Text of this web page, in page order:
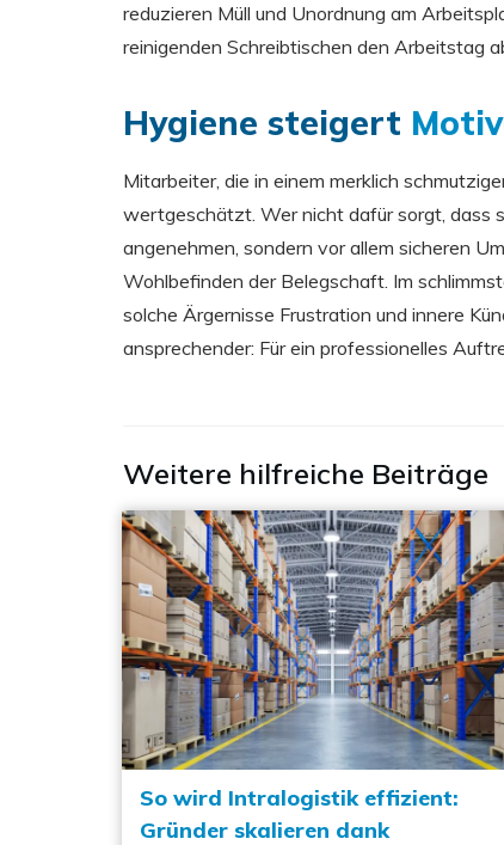
reduzieren Müll und Unordnung am
reinigenden Schreibtischen den Arbeitstag
Hygiene steigert
Mitarbeiter, die in einem merklich
wertgeschätzt. Wer nicht dafür sorgt, dass
angenehmen, sondern vor allem sicheren
Wohlbefinden der Belegschaft. Im
solche Ärgernisse Frustration und innere
ansprechender: Für ein professionelles
Weitere hilfreiche Beiträge
So wird Intralogistik effizient:
Gründer skalieren dank